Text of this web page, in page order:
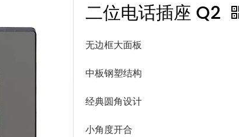
二位电话插座 Q2
无边框大面板
中板钢塑结构
经典圆角设计
小角度开合